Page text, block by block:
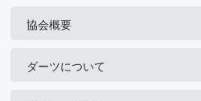
協会概要
ダーツについて